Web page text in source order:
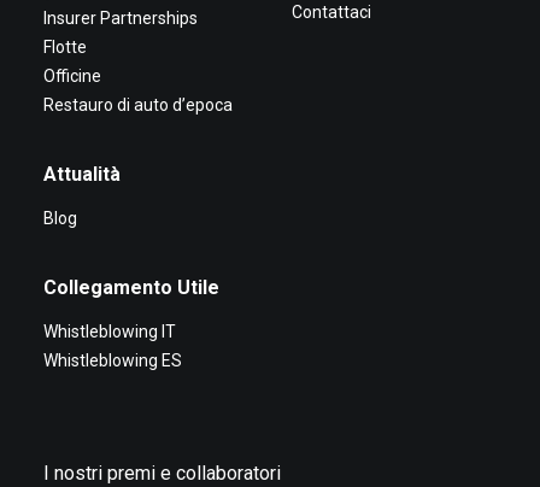
Insurer Partnerships
Flotte
Officine
Restauro di auto d’epoca
Contattaci
Attualità
Blog
Collegamento Utile
Whistleblowing IT
Whistleblowing ES
I nostri premi e collaboratori